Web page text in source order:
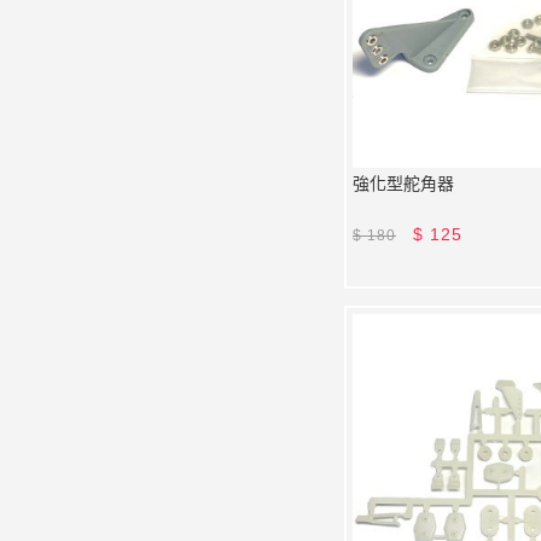
強化型舵角器
$180 $ 125